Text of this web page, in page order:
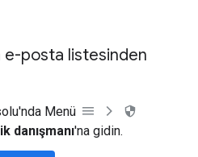
e-posta listesinden
Menü
danışmanı'na gidin.